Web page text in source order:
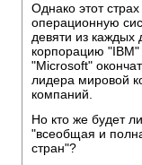
Однако этот
операционную
девяти из
корпорацию "IBM"
"Microsoft"
лидера мировой
компаний.
Но кто же будет
"всеобщая и
стран"?